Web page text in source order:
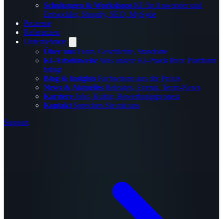
Schulungen & Workshops KI für Anwender und
Entwickler, Shopify, SEO, MySyde
Prozesse
Referenzen
Unternehmen
Über uns Team, Geschichte, Standorte
KI-Arbeitsweise Was unsere KI-Praxis Ihrer Plattform
bringt
Blog & Insights Fachwissen aus der Praxis
News & Aktuelles Releases, Events, Team-News
Karriere Jobs, Kultur, Bewerbungsprozess
Kontakt Sprechen Sie mit uns
Support